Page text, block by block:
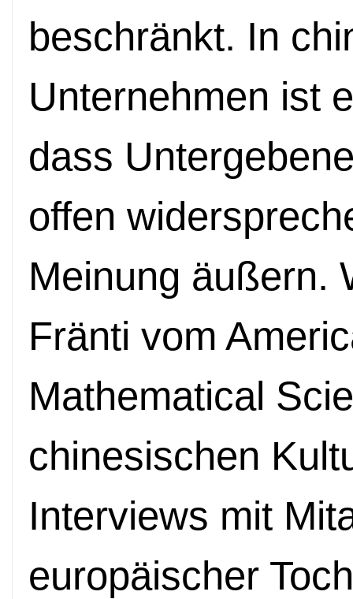
beschränkt. In
Unternehmen ist
dass
offen
Meinung äußern.
Fränti vom
Mathematical
chinesischen
Interviews mit
europäischer